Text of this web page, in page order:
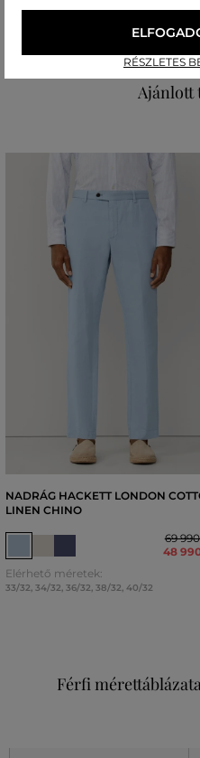
Ajánlott
NADRÁG HACKETT LONDON
LINEN CHINO
69
48
Elérhető méretek:
33/32, 34/32, 36/32, 38/32, 40/32
Férfi
RÉSZLETES